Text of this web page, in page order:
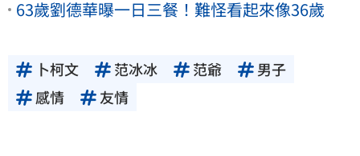
63歲劉德華曝一日三餐！難怪看起來像36歲
卜柯文 范冰冰 范爺
男子
感情
友情